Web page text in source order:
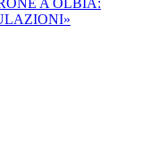
A OLBIA: